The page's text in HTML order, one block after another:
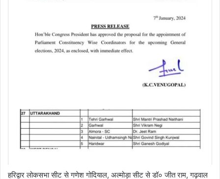
हरिद्वार लोकसभा सीट से गणेश गोदियाल, अल्मोड़ा सीट से डॉ० जीत राम, गढ़वाल